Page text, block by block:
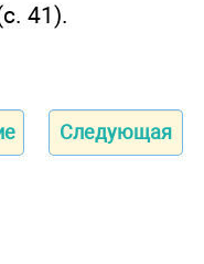
41).
Следующая